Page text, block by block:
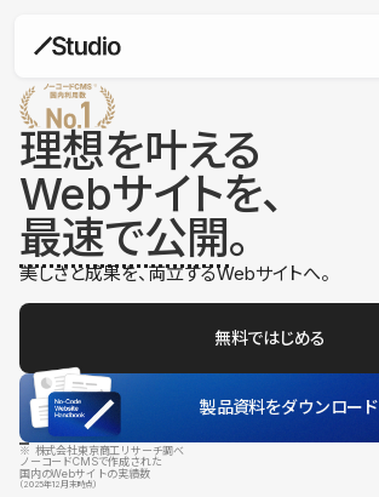
理想を叶える
Webサイトを、
最速で公開。
美しさと成果を、両立するWebサイトへ。
無料ではじめる
製品資料をダウンロード
※ 株式会社東京商工リサーチ調べ
ノーコードCMSで作成された
国内のWebサイトの実績数
（2025年12月末時点）